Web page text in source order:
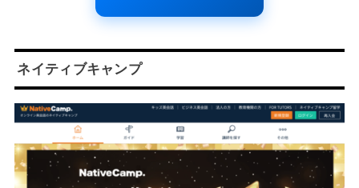
ネイティブキャンプ